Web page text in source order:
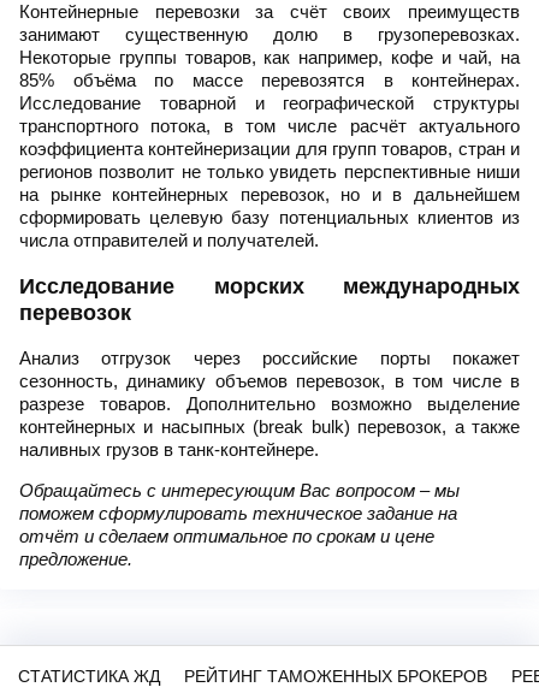
Контейнерные перевозки за счёт своих преимуществ
занимают существенную долю в грузоперевозках.
Некоторые группы товаров, как например, кофе и чай, на
85% объёма по массе перевозятся в контейнерах.
Исследование товарной и географической структуры
транспортного потока, в том числе расчёт актуального
коэффициента контейнеризации для групп товаров, стран и
регионов позволит не только увидеть перспективные ниши
на рынке контейнерных перевозок, но и в дальнейшем
сформировать целевую базу потенциальных клиентов из
числа отправителей и получателей.
Исследование морских международных
перевозок
Анализ отгрузок через российские порты покажет
сезонность, динамику объемов перевозок, в том числе в
разрезе товаров. Дополнительно возможно выделение
контейнерных и насыпных (break bulk) перевозок, а также
наливных грузов в танк-контейнере.
Обращайтесь с интересующим Вас вопросом – мы
поможем сформулировать техническое задание на
отчёт и сделаем оптимальное по срокам и цене
предложение.
СТАТИСТИКА ЖД РЕЙТИНГ ТАМОЖЕННЫХ БРОКЕРОВ